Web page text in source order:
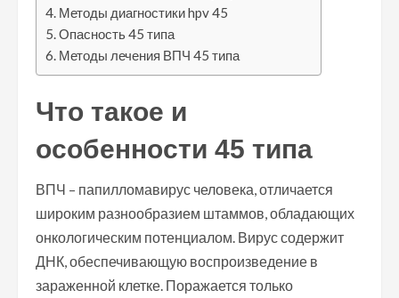
Методы диагностики hpv 45
Опасность 45 типа
Методы лечения ВПЧ 45 типа
Что такое и
особенности 45 типа
ВПЧ – папилломавирус человека, отличается
широким разнообразием штаммов, обладающих
онкологическим потенциалом. Вирус содержит
ДНК, обеспечивающую воспроизведение в
зараженной клетке. Поражается только